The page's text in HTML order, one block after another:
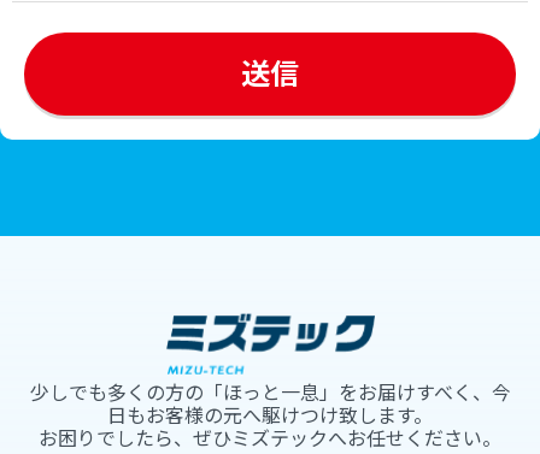
少しでも多くの方の「ほっと一息」をお届けすべく、今
日もお客様の元へ駆けつけ致します。
お困りでしたら、ぜひミズテックへお任せください。